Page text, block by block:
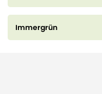
Immergrün